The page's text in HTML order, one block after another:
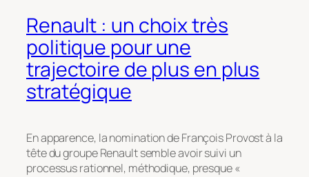
Renault : un choix très
politique pour une
trajectoire de plus en plus
stratégique
En apparence, la nomination de François Provost à la
tête du groupe Renault semble avoir suivi un
processus rationnel, méthodique, presque «